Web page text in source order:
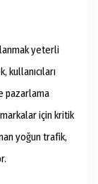
yeterli
kullanıcıları
pazarlama
için kritik
yoğun trafik,